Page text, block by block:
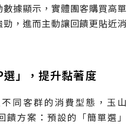
數據顯示，實體團客購買高單
，進而主動讓回饋更貼近消
」，提升黏著度
同客群的消費型態，玉山
方案：預設的「簡單選」